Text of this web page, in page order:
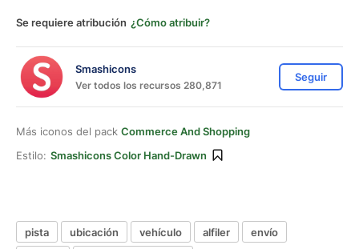
Se requiere atribución ¿Cómo atribuir?
Smashicons
Ver todos los recursos 280,871
Seguir
Más iconos del pack Commerce And Shopping
Estilo: Smashicons Color Hand-Drawn
pista ubicación vehículo alfiler
envío